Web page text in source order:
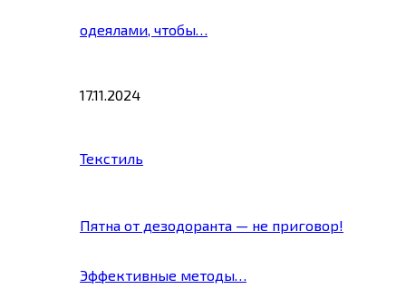
одеялами, чтобы…
17.11.2024
Текстиль
Пятна от дезодоранта — не приговор!
Эффективные методы…